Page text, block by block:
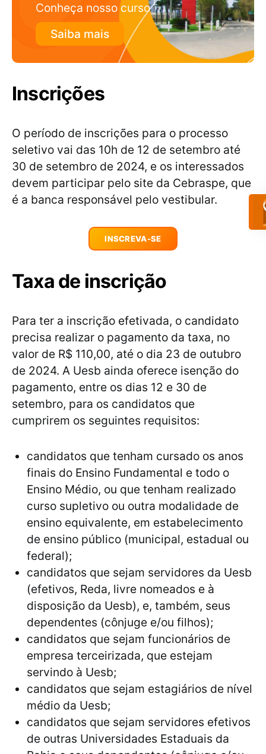
Conheça nosso curso
Saiba mais
Inscrições
O período de inscrições para o processo
seletivo vai das 10h de 12 de setembro até
30 de setembro de 2024, e os interessados
devem participar pelo site da Cebraspe, que
é a banca responsável pelo vestibular.
INSCREVA-SE
Taxa de inscrição
Para ter a inscrição efetivada, o candidato
precisa realizar o pagamento da taxa, no
valor de R$ 110,00, até o dia 23 de outubro
de 2024. A Uesb ainda oferece isenção do
pagamento, entre os dias 12 e 30 de
setembro, para os candidatos que
cumprirem os seguintes requisitos:
candidatos que tenham cursado os anos
finais do Ensino Fundamental e todo o
Ensino Médio, ou que tenham realizado
curso supletivo ou outra modalidade de
ensino equivalente, em estabelecimento
de ensino público (municipal, estadual ou
federal);
candidatos que sejam servidores da Uesb
(efetivos, Reda, livre nomeados e à
disposição da Uesb), e, também, seus
dependentes (cônjuge e/ou filhos);
candidatos que sejam funcionários de
empresa terceirizada, que estejam
servindo à Uesb;
candidatos que sejam estagiários de nível
médio da Uesb;
candidatos que sejam servidores efetivos
de outras Universidades Estaduais da